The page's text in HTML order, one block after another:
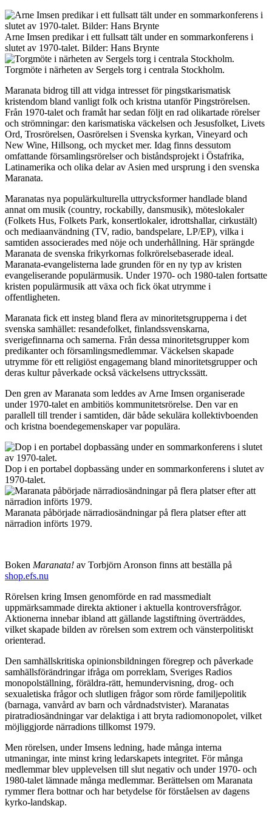
Arne Imsen predikar i ett fullsatt tält under en sommarkonferens i
slutet av 1970-talet. Bilder: Hans Brynte
Torgmöte i närheten av Sergels torg i centrala Stockholm.
Maranata bidrog till att vidga intresset för pingstkarismatisk
kristendom bland vanligt folk och kristna utanför Pingströrelsen.
Från 1970-talet och framåt har sedan följt en rad olikartade rörelser
och strömningar: den karismatiska väckelsen och Jesusfolket, Livets
Ord, Trosrörelsen, Oasrörelsen i Svenska kyrkan, Vineyard och
New Wine, Hillsong, och mycket mer. Idag finns dessutom
omfattande församlingsrörelser och biståndsprojekt i Östafrika,
Latinamerika och olika delar av Asien med ursprung i den svenska
Maranata.
Maranatas nya populärkulturella uttrycksformer handlade bland
annat om musik (country, rockabilly, dansmusik), möteslokaler
(Folkets Hus, Folkets Park, konsertlokaler, idrottshallar, cirkustält)
och mediaanvändning (TV, radio, bandspelare, LP/EP), vilka i
samtiden associerades med nöje och underhållning. Här sprängde
Maranata de svenska frikyrkornas folkrörelsebaserade ideal.
Maranata-evangelisterna lade grunden för en ny typ av kristen
evangeliserande populärmusik. Under 1970- och 1980-talen fortsatte
kristen populärmusik att växa och fick ökat utrymme i
offentligheten.
Maranata fick ett insteg bland flera av minoritetsgrupperna i det
svenska samhället: resandefolket, finlandssvenskarna,
sverigefinnarna och samerna. Från dessa minoritetsgrupper kom
predikanter och församlingsmedlemmar. Väckelsen skapade
utrymme för ett religiöst engagemang bland minoritetsgrupper och
deras kultur påverkade också väckelsens uttryckssätt.
Den gren av Maranata som leddes av Arne Imsen organiserade
under 1970-talet en ambitiös kommunitetsrörelse. Den var en
parallell till trender i samtiden, där både sekulära kollektivboenden
och kristna boendegemenskaper var populära.
Dop i en portabel dopbassäng under en sommarkonferens i slutet av
1970-talet.
Maranata påbörjade närradiosändningar på flera platser efter att
närradion införts 1979.
Boken Maranata! av Torbjörn Aronson finns att beställa på
shop.efs.nu
Rörelsen kring Imsen genomförde en rad massmedialt
uppmärksammade direkta aktioner i aktuella kontroversfrågor.
Aktionerna innebar ibland att gällande lagstiftning överträddes,
vilket skapade bilden av rörelsen som extrem och vänsterpolitiskt
orienterad.
Den samhällskritiska opinionsbildningen föregrep och påverkade
samhällsförändringar ifråga om porreklam, Sveriges Radios
monopolställning, föräldra-rätt, hemundervisning, drog- och
sexualetiska frågor och slutligen frågor som rörde familjepolitik
(barnaga, vanvård av barn och vårdnadstvister). Maranatas
piratradiosändningar var delaktiga i att bryta radiomonopolet, vilket
möjliggjorde närradions tillkomst 1979.
Men rörelsen, under Imsens ledning, hade många interna
utmaningar, inte minst kring ledarskapets integritet. För många
medlemmar blev upplevelsen till slut negativ och under 1970- och
1980-talet lämnade många medlemmar. Berättelsen om Maranata
rymmer flera bottnar och har betydelse för förståelsen av dagens
kyrko-landskap.